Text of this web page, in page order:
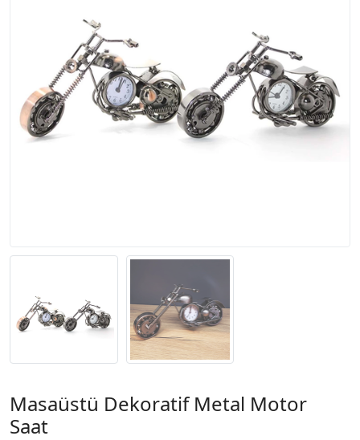
Masaüstü Dekoratif Metal Motor
Saat